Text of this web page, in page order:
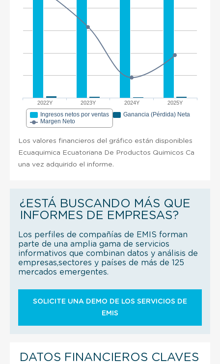
2022Y 2023Y 2024Y 2025Y
Ingresos netos por ventas
Ganancia (Pérdida) Neta
Margen Neto
Los valores financieros del gráfico están disponibles
Ecuaquimica Ecuatoriana De Productos Quimicos Ca
una vez adquirido el informe.
¿ESTÁ BUSCANDO MÁS QUE
INFORMES DE EMPRESAS?
Los perfiles de compañías de EMIS forman
parte de una amplia gama de servicios
informativos que combinan datos y análisis de
empresas,sectores y países de más de 125
mercados emergentes.
SOLICITE UNA DEMO DE LOS SERVICIOS DE
EMIS
DATOS FINANCIEROS CLAVES